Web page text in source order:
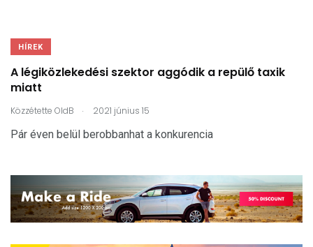
HÍREK
A légiközlekedési szektor aggódik a repülő taxik
miatt
Közzétette OldB . 2021 június 15
Pár éven belül berobbanhat a konkurencia